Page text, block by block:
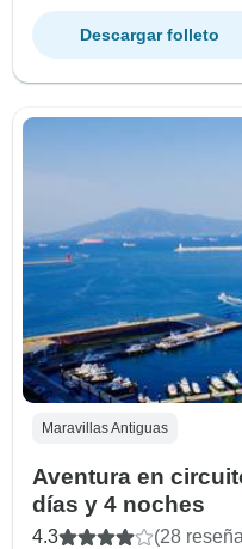
Descargar folleto
Maravillas Antiguas
Aventura en
días y 4 noches
4.3 (28